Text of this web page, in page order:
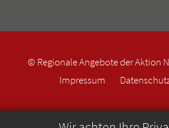
© Regionale Angebote der Aktion
Impressum